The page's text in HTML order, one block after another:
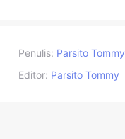
Penulis: Parsito Tommy
Editor: Parsito Tommy